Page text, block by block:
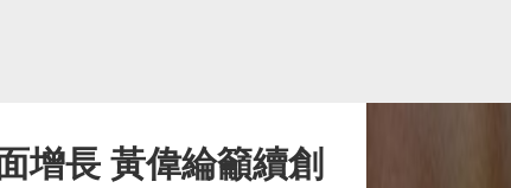
增長 黃偉綸籲續創